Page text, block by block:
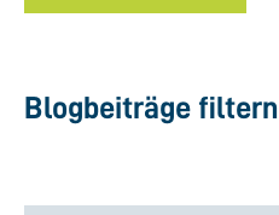
Blogbeiträge filtern